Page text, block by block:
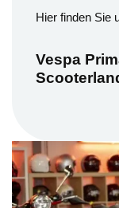
Hier finden Sie
Vespa